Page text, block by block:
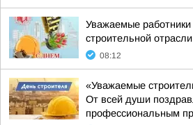
Уважаемые
строительной отрасли
08:12
«Уважаемые
От всей души
профессиональным